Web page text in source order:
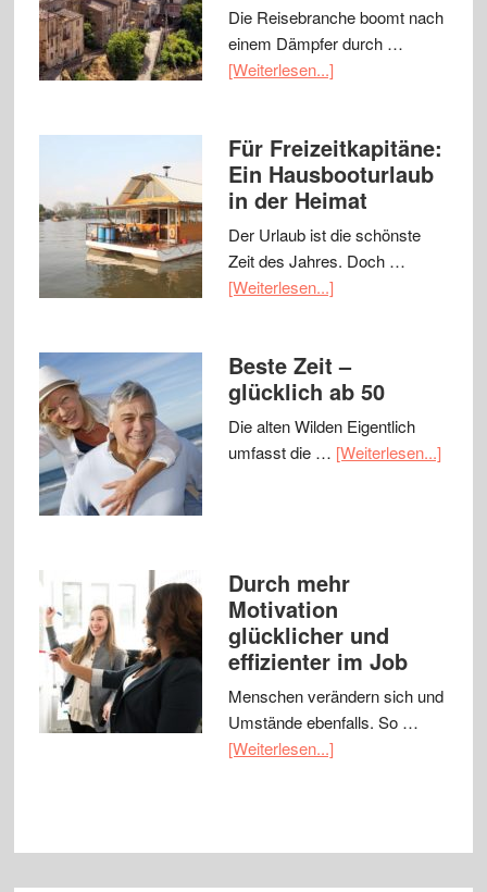
Die Reisebranche boomt nach
einem Dämpfer durch …
[Weiterlesen...]
Für Freizeitkapitäne:
Ein Hausbooturlaub
in der Heimat
Der Urlaub ist die schönste
Zeit des Jahres. Doch …
[Weiterlesen...]
Beste Zeit –
glücklich ab 50
Die alten Wilden Eigentlich
umfasst die … [Weiterlesen...]
Durch mehr
Motivation
glücklicher und
effizienter im Job
Menschen verändern sich und
Umstände ebenfalls. So …
[Weiterlesen...]